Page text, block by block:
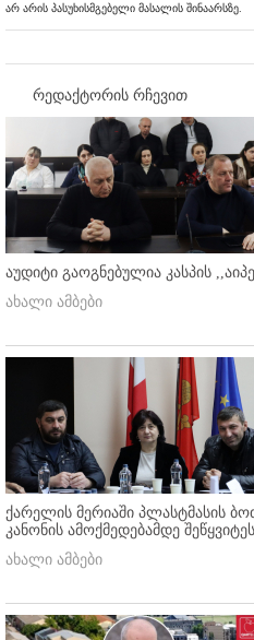
არ არის პასუხისმგებელი მასალის შინაარსზე.
რედაქტორის რჩევით
აუდიტი გაოგნებულია კასპის
ახალი ამბები
ქარელის მერიაში პლასტმასის
კანონის ამოქმედებამდე შეწყვიტეს
ახალი ამბები